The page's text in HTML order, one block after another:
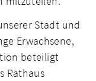
Stadt und
Erwachsene,
beteiligt
Rathaus